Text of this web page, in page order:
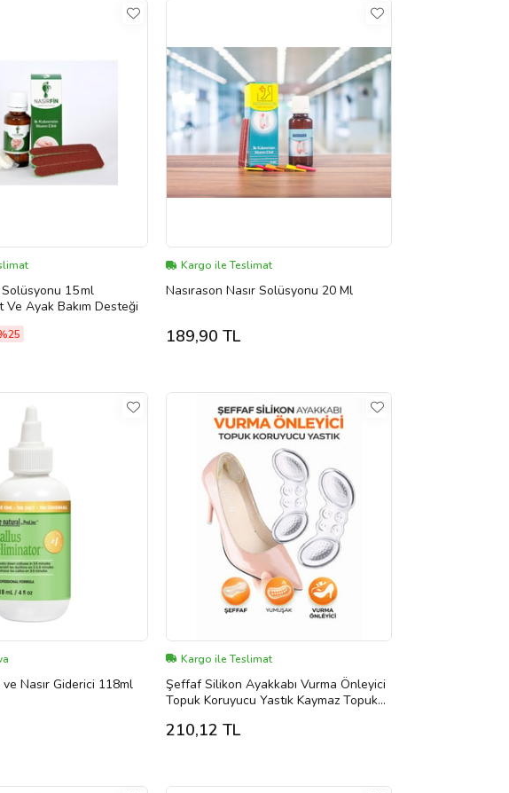
Solüsyonu 15 ml
Ve Ayak Bakım Desteği
Kargo ile Teslimat
Nasırason Nasır Solüsyonu 20 Ml
189,90 TL
Nasır Giderici 118ml
Kargo ile Teslimat
Şeffaf Silikon Ayakkabı Vurma Önleyici
Topuk Koruyucu Yastık Kaymaz Topuk
210,12 TL